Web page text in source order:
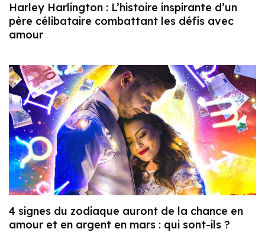
Harley Harlington : L’histoire inspirante d’un
père célibataire combattant les défis avec
amour
4 signes du zodiaque auront de la chance en
amour et en argent en mars : qui sont-ils ?